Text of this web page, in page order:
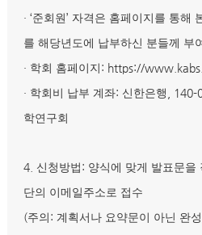
· ‘준회원’ 자격은 홈페이지를 통해
를 해당년도에 납부하신 분들께 부
· 학회 홈페이지 : https://
· 학회비 납부 계좌: 신한은행 ,
학연구회
4. 신청방법 : 양식에 맞게 발표문을
단의 이메일주소로 접수
(주의 : 계획서나 요약문이 아닌 완